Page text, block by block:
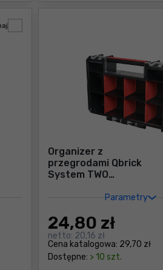
Organizer z
przegrodami Qbrick
System TWO
Parametry
Cena katalogowa: 29,70 zł
24,80 zł
netto: 20,16 zł
Dostępne: > 10 szt.